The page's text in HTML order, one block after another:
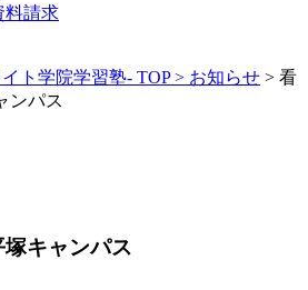
料請求
ト学院学習塾- TOP > お知らせ > 看
ンパス
キャンパス